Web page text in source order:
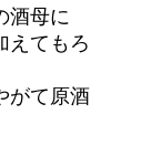
母に
えてもろ
て原酒